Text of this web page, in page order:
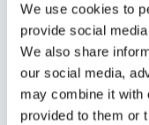
We use cookies to
provide social
We also share
our social media,
may combine it with
provided to them or
1 Videos 5 min
16 jaar
perspectief
tools het